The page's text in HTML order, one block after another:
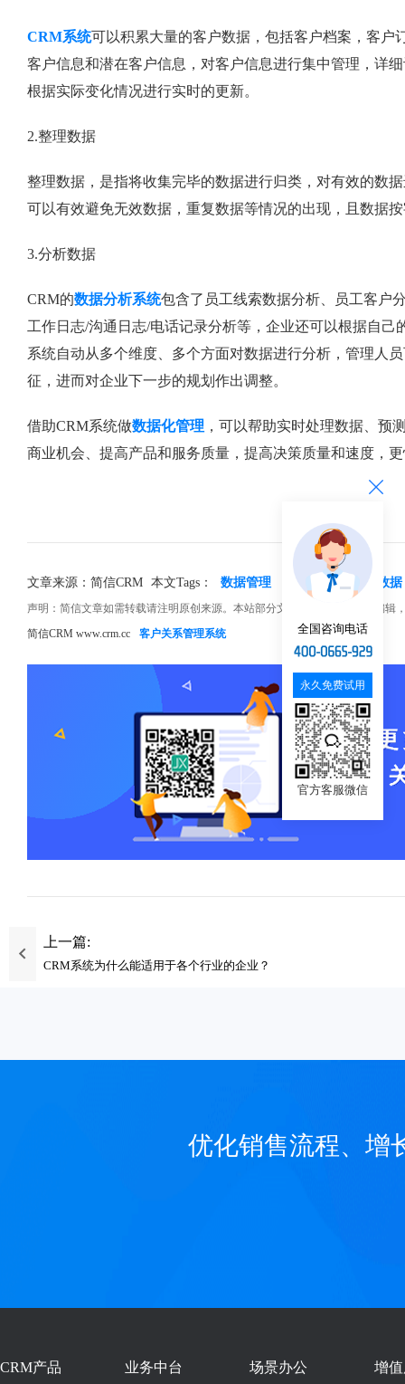
CRM系统可以积累大量的客户数据，包括客户档案，客户
客户信息和潜在客户信息，对客户信息进行集中管理，详
根据实际变化情况进行实时的更新。
2.整理数据
整理数据，是指将收集完毕的数据进行归类，对有效的数
可以有效避免无效数据，重复数据等情况的出现，且数据
3.分析数据
CRM的数据分析系统包含了员工线索数据分析、员工客户
工作日志/沟通日志/电话记录分析等，企业还可以根据自
系统自动从多个维度、多个方面对数据进行分析，管理人
征，进而对企业下一步的规划作出调整。
借助CRM系统做数据化管理 ，可以帮助实时处理数据、预
商业机会、提高产品和服务质量，提高决策质量和速度，
文章来源：简信CRM 本文Tags： 数据管理 CRM系统 业务数据
声明：简信文章如需转载请注明原创来源。本站部分文章和图片来源网络编
简信CRM www.crm.cc
客户关系管理系统
上一篇:
CRM系统为什么能适用于各个行业的企业？
优化销售流程、增
CRM产品 业务中台 场景办公 增
全国咨询电话
永久免费试用
官方客服微信